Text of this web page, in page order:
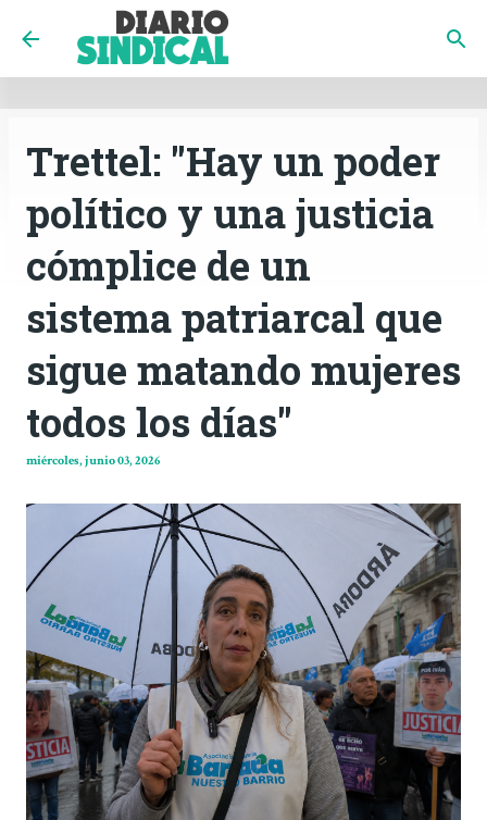
INICIO CÓRDOBA
Ir al contenido principal
Trettel: "Hay un poder
político y una justicia
cómplice de un
sistema patriarcal que
sigue matando mujeres
todos los días"
miércoles, junio 03, 2026